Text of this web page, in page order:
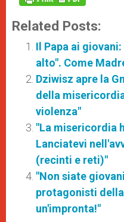
Related Posts:
Il Papa ai
alto". Come
Dziwisz apre la
della
violenza"
"La misericordia
Lanciatevi
(recinti e reti)"
"Non siate
protagonisti
un'impronta!"